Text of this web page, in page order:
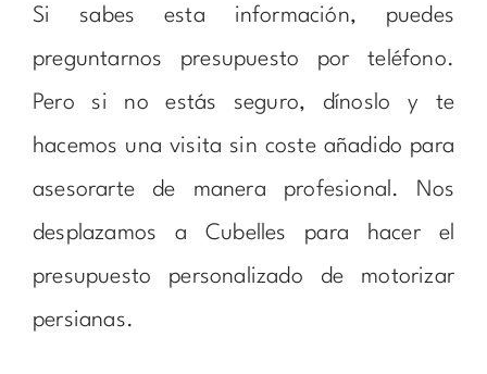
Si sabes esta información, puedes
preguntarnos presupuesto por teléfono.
Pero si no estás seguro, dínoslo y te
hacemos una visita sin coste añadido para
asesorarte de manera profesional. Nos
desplazamos a Cubelles para hacer el
presupuesto personalizado de motorizar
persianas.